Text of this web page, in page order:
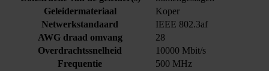
Geleidermateriaal
Koper
Netwerkstandaard
IEEE 802.3af
AWG draad omvang
28
Overdrachtssnelheid
10000 Mbit/s
Frequentie
500 MHz